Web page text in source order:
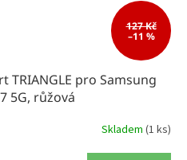
127 Kč
–11 %
TRIANGLE pro Samsung
5G, růžová
Skladem (1 ks)